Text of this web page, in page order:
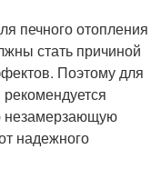
печного отопления
стать причиной
Поэтому для
незамерзающую
надежного